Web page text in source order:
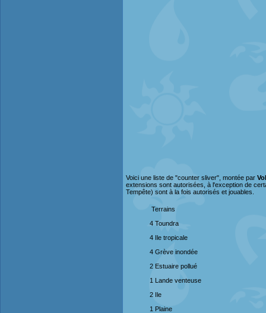
Voici une liste de "counter sliver", montée par
extensions sont autorisées, à l'exception de
Tempête) sont à la fois autorisés et jouables.
Terrains
4 Toundra
4 Ile tropicale
4 Grève inondée
2 Estuaire pollué
1 Lande venteuse
2 Ile
1 Plaine